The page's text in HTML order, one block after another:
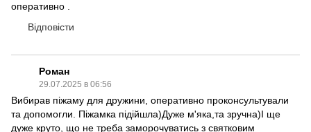
оперативно .
Відповісти
Роман
29.07.2025 в 06:56
Вибирав піжаму для дружини, оперативно проконсультували
та допомогли. Піжамка підійшла)Дуже м'яка,та зручна)І ще
дуже круто, що не треба заморочуватись з святковим